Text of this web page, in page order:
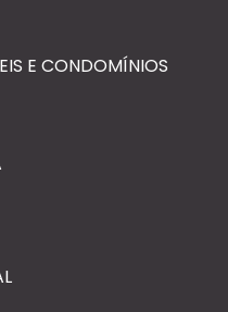
E CONDOMÍNIOS